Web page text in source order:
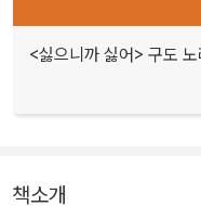
<싫으니까 싫어> 구도
책소개